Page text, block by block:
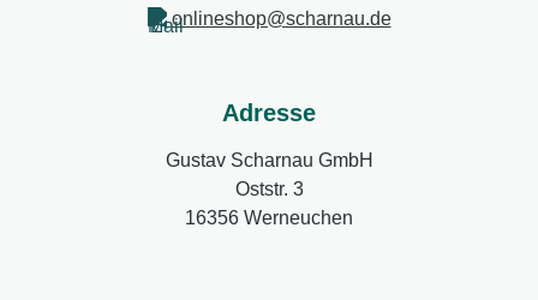
onlineshop@scharnau.de
Adresse
Gustav Scharnau GmbH
Oststr. 3
16356 Werneuchen